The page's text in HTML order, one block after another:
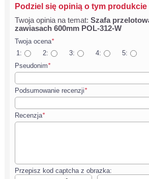
Podziel się opinią o tym produkcie
Twoja opinia na temat: Szafa
zawiasach 600mm POL-312-W
Twoja ocena*
1:
2: 3: 4:
5:
Pseudonim*
Podsumowanie recenzji*
Recenzja*
Przepisz kod captcha z obrazka: